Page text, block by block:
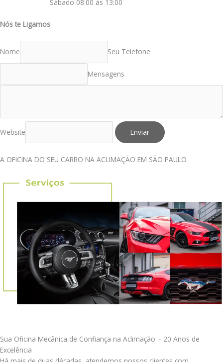
Sábado 08:00 às 13:00
Nós te Ligamos
Nome Seu Telefone
Mensagens
Website Enviar
A OFICINA DO SEU CARRO NA ACLIMAÇÃO EM SÃO PAULO
Sua Oficina Mecânica de Confiança na Aclimação – 20 Anos de
Excelência